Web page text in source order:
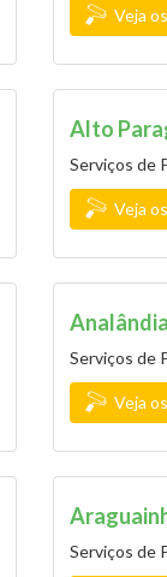
Veja
Alto
Serviços de
Veja
Serviços de
Veja
Serviços de